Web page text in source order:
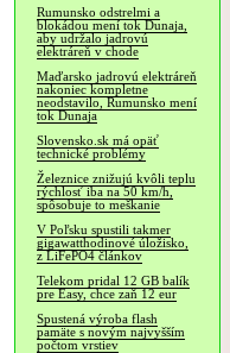
Rumunsko odstrelmi a
blokádou mení tok Dunaja,
aby udržalo jadrovú
elektráreň v chode
Maďarsko jadrovú elektráreň
nakoniec kompletne
neodstavilo, Rumunsko mení
tok Dunaja
Slovensko.sk má opäť
technické problémy
Železnice znižujú kvôli teplu
rýchlosť iba na 50 km/h,
spôsobuje to meškanie
V Poľsku spustili takmer
gigawatthodinové úložisko,
z LiFePO4 článkov
Telekom pridal 12 GB balík
pre Easy, chce zaň 12 eur
Spustená výroba flash
pamäte s novým najvyšším
počtom vrstiev